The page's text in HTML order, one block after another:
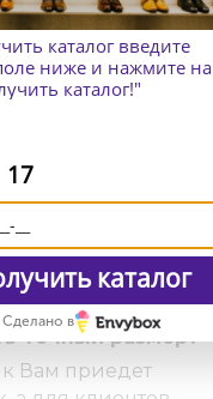
Вам приедет
точный размер?
каталог введите
ниже и нажмите на
каталог!"
17
каталог
Сделано в